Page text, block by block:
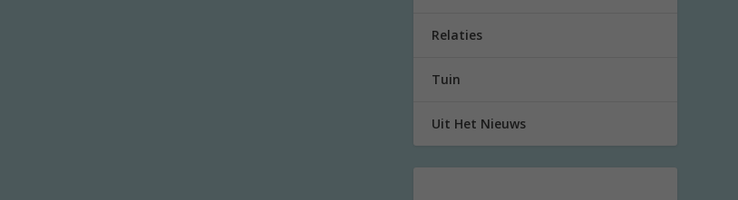
Relaties
Tuin
Uit Het Nieuws